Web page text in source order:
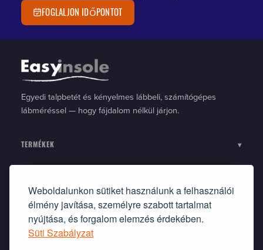
Weboldalunkon sütiket használunk a felhasználói
élmény javítása, személyre szabott tartalmat
nyújtása, és forgalom elemzés érdekében.
Süti Szabályzat
FOGLALJON IDŐPONTOT
Egyedi talpbetét és kényelmes lábbeli, számítógépes
lábméréssel — hogy fájdalom nélkül járjon.
TERMÉKEK ▾
KAPCSOLAT
©2010 Ortflexbett Kft. Minden jog fenntartva. |